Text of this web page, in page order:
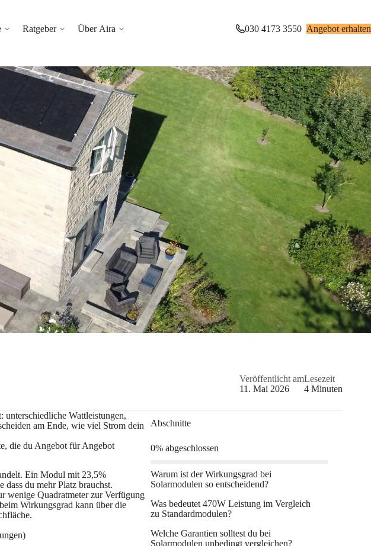
Ratgeber Über Aira 030 4173 3550 Angebot erhalten
Veröffentlicht am
11. Mai 2026
Lesezeit
4 Minuten
Wattleistungen,
am Ende, wie viel Strom dein
die du Angebot für Angebot
Ein Modul mit 23,5%
du mehr Platz brauchst.
wenige Quadratmeter zur Verfügung
Wirkungsgrad kann über die
Abschnitte
0% abgeschlossen
Warum ist der Wirkungsgrad bei
Solarmodulen so entscheidend?
Was bedeutet 470W Leistung im Vergleich
zu Standardmodulen?
Welche Garantien solltest du bei
Solarmodulen unbedingt vergleichen?